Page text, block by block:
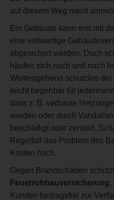
auf diesem Weg meist
Ein Gebäude kann erst mit
eine vollwertige
abgesichert werden. Doch
häufen sich nach und nach
Weitestgehend schutzlos
leicht begehbar für
dass z. B. verbaute
werden oder durch
beschädigt oder zerstört.
Regelfall das Problem des
Kosten hoch.
Gegen Brandschäden
Feuerrohbauversicherung,
Kunden beitragsfrei zur